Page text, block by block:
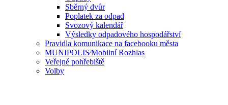
Sběrný dvůr
Poplatek za odpad
Svozový kalendář
Výsledky odpadového hospodářství
Pravidla komunikace na facebooku města
MUNIPOLIS⁄Mobilní Rozhlas
Veřejné pohřebiště
Volby